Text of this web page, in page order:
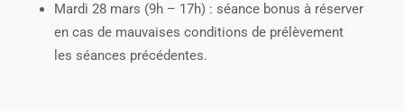
Mardi 28 mars (9h – 17h) : séance bonus à réserver
en cas de mauvaises conditions de prélèvement
les séances précédentes.